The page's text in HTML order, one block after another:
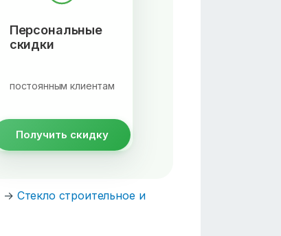
Персональные
скидки
постоянным клиентам
Получить скидку
→ Стекло строительное и